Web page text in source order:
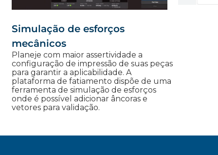
Simulação de esforços
mecânicos
Planeje com maior assertividade a
configuração de impressão de suas peças
para garantir a aplicabilidade. A
plataforma de fatiamento dispõe de uma
ferramenta de simulação de esforços
onde é possível adicionar âncoras e
vetores para validação.